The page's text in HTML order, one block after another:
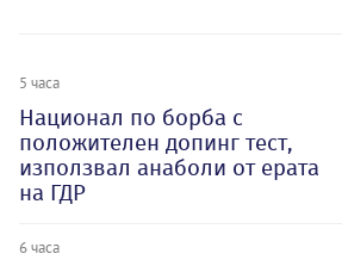
5 часа
Национал по борба с
положителен допинг тест,
използвал анаболи от ерата
на ГДР
6 часа